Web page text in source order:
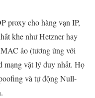
proxy cho hàng vạn IP,
khe như Hetzner hay
ảo (tương ứng với
mạng vật lý duy nhất. Họ
và tự động Null-